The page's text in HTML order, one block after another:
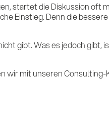
startet die Diskussion oft
Einstieg. Denn die
gibt. Was es jedoch gibt,
wir mit unseren